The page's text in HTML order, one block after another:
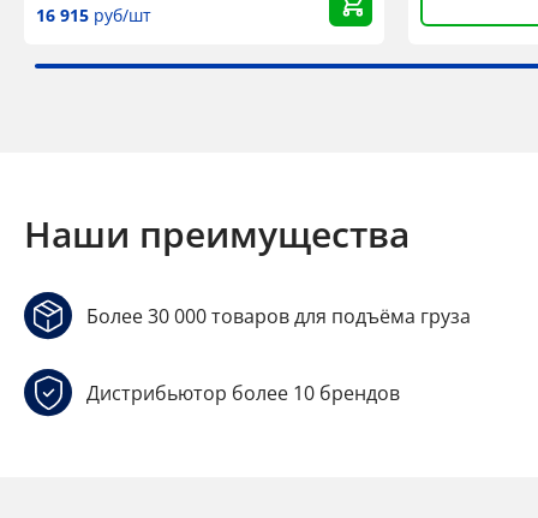
16 915 руб/шт
Наши преимущества
Более 30 000 товаров для подъёма груза
Дистрибьютор более 10 брендов